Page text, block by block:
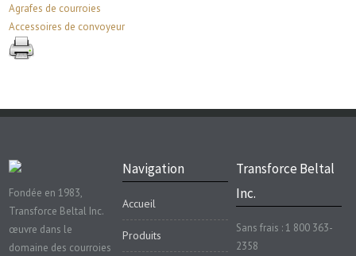
Agrafes de courroies
Accessoires de convoyeur
Fondée en 1983,
Transforce Beltal Inc.
œuvre dans le
domaine des courroies
Navigation
Accueil
Produits
Transforce Beltal
Inc.
Sans frais : 1 800 363-
2358